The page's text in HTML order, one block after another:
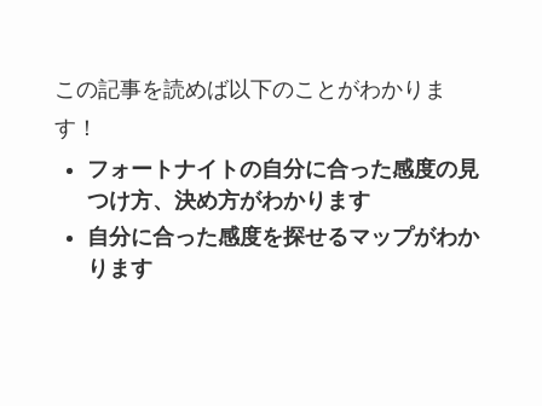
この記事を読めば以下のことがわかりま
す！
フォートナイトの自分に合った感度の見
つけ方、決め方がわかります
自分に合った感度を探せるマップがわか
ります